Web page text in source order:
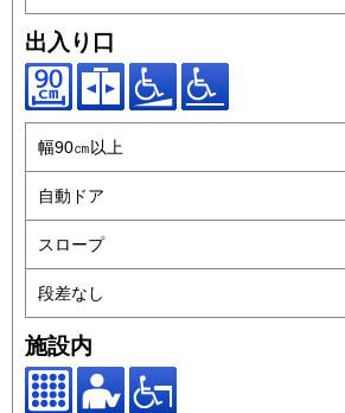
出入り口
幅90㎝以上
自動ドア
スロープ
段差なし
施設内